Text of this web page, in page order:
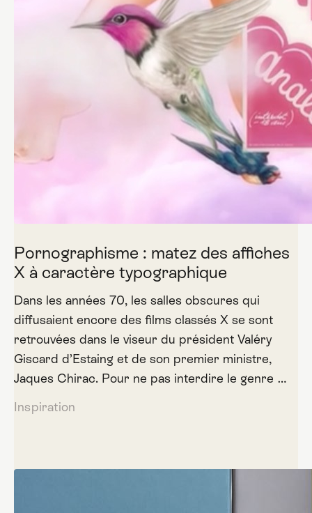
Pornographisme : matez des affiches
X à caractère typographique
Dans les années 70, les salles obscures qui
diffusaient encore des films classés X se sont
retrouvées dans le viseur du président Valéry
Giscard d’Estaing et de son premier ministre,
Jaques Chirac. Pour ne pas interdire le genre …
Inspiration